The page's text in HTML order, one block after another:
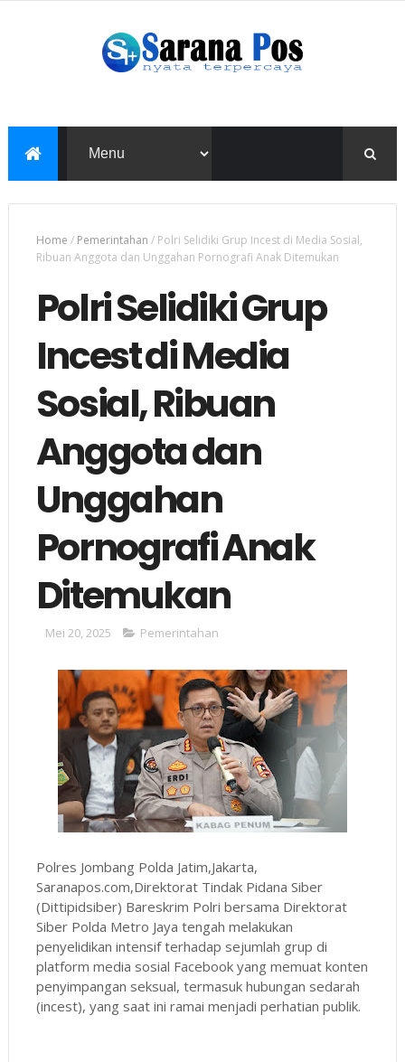
Home / Pemerintahan / Polri Selidiki Grup Incest di Media Sosial,
Ribuan Anggota dan Unggahan Pornografi Anak Ditemukan
Polri Selidiki Grup
Incest di Media
Sosial, Ribuan
Anggota dan
Unggahan
Pornografi Anak
Ditemukan
Mei 20, 2025 Pemerintahan
Polres Jombang Polda Jatim,Jakarta,
Saranapos.com,Direktorat Tindak Pidana Siber
(Dittipidsiber) Bareskrim Polri bersama Direktorat
Siber Polda Metro Jaya tengah melakukan
penyelidikan intensif terhadap sejumlah grup di
platform media sosial Facebook yang memuat konten
penyimpangan seksual, termasuk hubungan sedarah
(incest), yang saat ini ramai menjadi perhatian publik.